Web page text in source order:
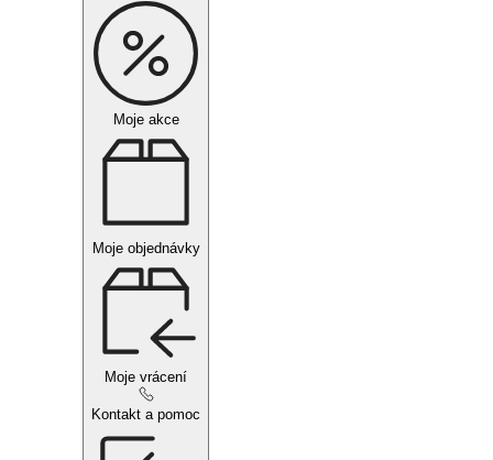
Moje akce
Moje objednávky
Moje vrácení
Kontakt a pomoc